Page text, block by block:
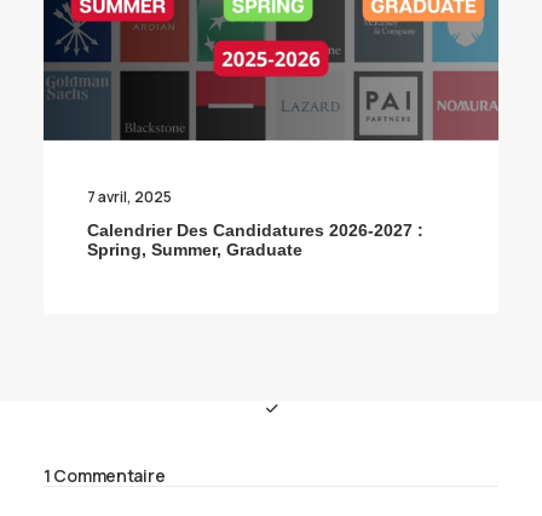
7 avril, 2025
Calendrier Des Candidatures 2026-2027 :
Spring, Summer, Graduate
1 Commentaire